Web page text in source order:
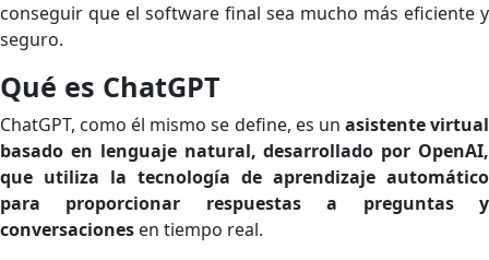
conseguir que el software final sea mucho más eficiente y
seguro.
Qué es ChatGPT
ChatGPT, como él mismo se define, es un asistente virtual
basado en lenguaje natural, desarrollado por OpenAI,
que utiliza la tecnología de aprendizaje automático
para proporcionar respuestas a preguntas y
conversaciones en tiempo real.